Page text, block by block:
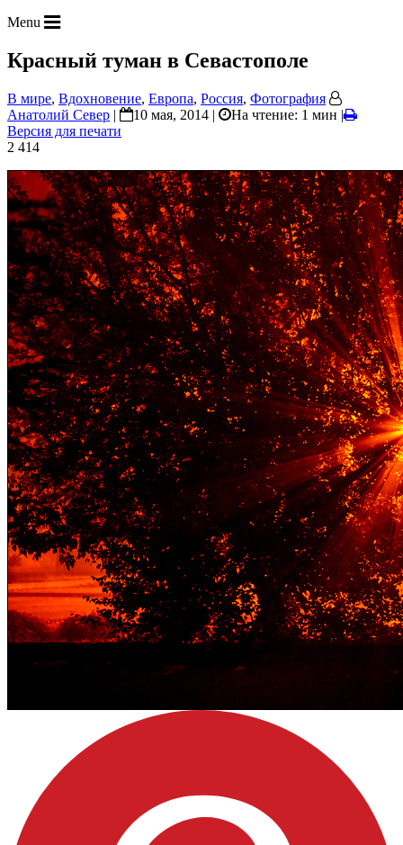
Menu
Красный туман в Севастополе
В мире, Вдохновение, Европа, Россия, Фотография
Анатолий Север | 10 мая, 2014 | На чтение: 1 мин |
Версия для печати
2 414